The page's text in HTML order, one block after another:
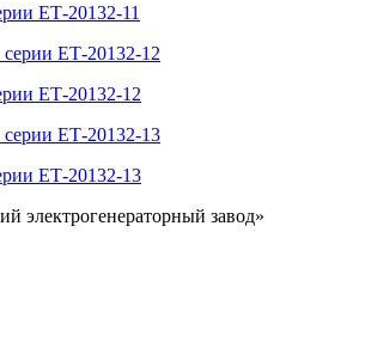
ЕТ-20132-11
ЕТ-20132-12
ЕТ-20132-13
электрогенераторный завод»